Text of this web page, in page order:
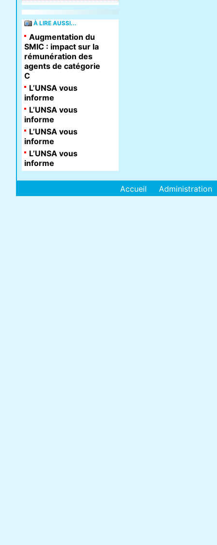
À LIRE AUSSI...
Augmentation du
SMIC : impact sur la
rémunération des
agents de catégorie
C
L’UNSA vous
informe
L’UNSA vous
informe
L’UNSA vous
informe
L’UNSA vous
informe
Accueil Administration